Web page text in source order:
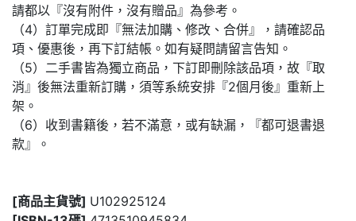
請都以『沒有附件，沒有贈品』為參考。
（4）訂單完成即『無法加購、修改、合併』，請確認品
項、優惠後，再下訂結帳。如有疑問請留言告知。
（5）二手書皆為獨立商品，下訂即刪除該品項，故『取
消』後無法重新訂購，須等系統安排『2個月後』重新上
架。
（6）收到書籍後，若不滿意，或有缺漏，『都可退書退
款』。
[商品主貨號] U102925124